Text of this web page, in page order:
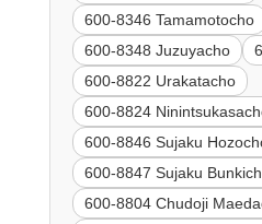
600-8346 Tamamotocho
600-8348 Juzuyacho
600-8822 Urakatacho
600-8824
600-8846 Sujaku
600-8847 Sujaku
600-8804 Chudoji